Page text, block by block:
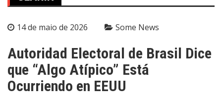
14 de maio de 2026 Some News
Autoridad Electoral de Brasil Dice
que “Algo Atípico” Está
Ocurriendo en EEUU